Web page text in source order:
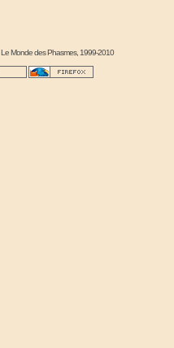
Le Monde des Phasmes, 1999-2010